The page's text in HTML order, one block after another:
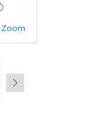
Zoom